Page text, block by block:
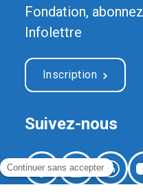
Fondation,
Infolettre
Inscription
Suivez-nous